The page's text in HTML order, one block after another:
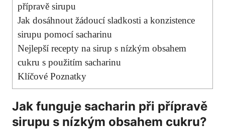
‌přípravě sirupu
Jak⁢ dosáhnout ‌žádoucí​ sladkosti a konzistence
sirupu pomocí sacharinu
Nejlepší recepty na ‌sirup s nízkým obsahem
cukru⁤ s použitím sacharinu
Klíčové Poznatky
Jak funguje sacharin při přípravě
sirupu s nízkým obsahem cukru?